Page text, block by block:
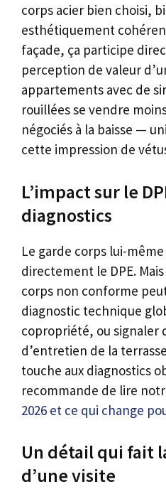
corps acier bien choisi,
esthétiquement
façade, ça participe
perception de valeur
appartements avec de
rouillées se vendre
négociés à la baisse —
cette impression de
L’impact sur le
diagnostics
Le garde corps lui-
directement le DPE.
corps non conforme
diagnostic technique
copropriété, ou signaler
d’entretien de la
touche aux diagnostics
recommande de lire
2026 et ce qui change
Un détail qui fait
d’une visite